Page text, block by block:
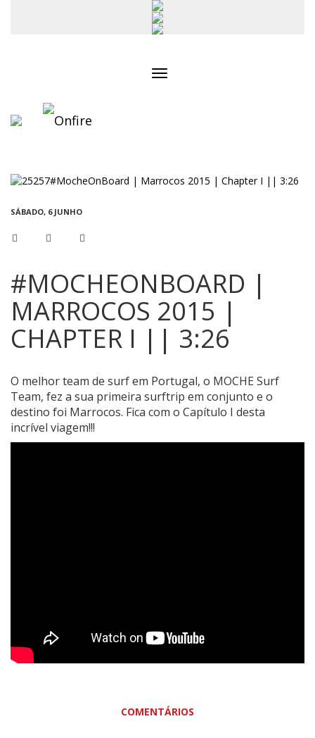
SÁBADO, 6 JUNHO
#MOCHEONBOARD |
MARROCOS 2015 |
CHAPTER I || 3:26
O melhor team de surf em Portugal, o MOCHE Surf
Team, fez a sua primeira surftrip em conjunto e o
destino foi Marrocos. Fica com o Capítulo I desta
incrível viagem!!!
COMENTÁRIOS